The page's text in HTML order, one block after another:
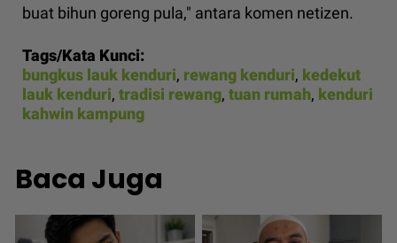
buat bihun goreng pula," antara komen netizen.
Tags/Kata Kunci:
bungkus lauk kenduri, rewang kenduri, kedekut
lauk kenduri, tradisi rewang, tuan rumah, kenduri
kahwin kampung
Baca Juga